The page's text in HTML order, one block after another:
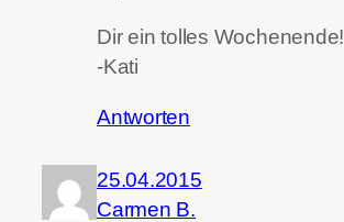
Dir ein tolles Wochenende!
-Kati
Antworten
25.04.2015
Carmen B.